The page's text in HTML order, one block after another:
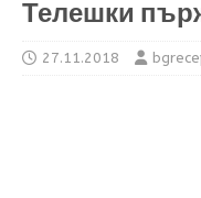
Телешки
27.11.2018